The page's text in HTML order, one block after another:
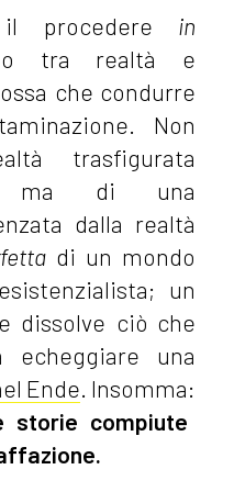
il procedere in
tra realtà e
che condurre
Non
trasfigurata
ma di una
dalla realtà
di un mondo
un
dissolve ciò che
una
Ende. Insomma:
storie compiute